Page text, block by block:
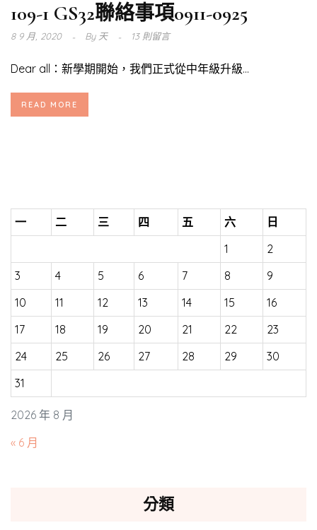
109-1 GS32聯絡事項0911-0925
8 9 月, 2020 By天 13 則留言
Dear all：新學期開始，我們正式從中年級升級...
READ MORE
2026 年 8 月
一 二 三 四 五 六
日
1
2
3
4 5 6 7 8
9
10
11 12 13 14 15
16
17
18 19 20 21 22
23
24
25 26 27 28 29
30
31
« 6 月
分類